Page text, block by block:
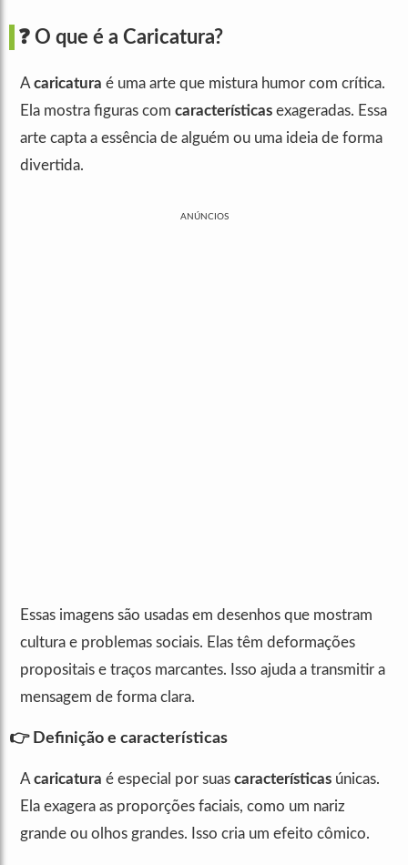
❓ O que é a Caricatura?
A caricatura é uma arte que mistura humor com crítica.
Ela mostra figuras com características exageradas. Essa
arte capta a essência de alguém ou uma ideia de forma
divertida.
ANÚNCIOS
Essas imagens são usadas em desenhos que mostram
cultura e problemas sociais. Elas têm deformações
propositais e traços marcantes. Isso ajuda a transmitir a
mensagem de forma clara.
👉 Definição e características
A caricatura é especial por suas características únicas.
Ela exagera as proporções faciais, como um nariz
grande ou olhos grandes. Isso cria um efeito cômico.